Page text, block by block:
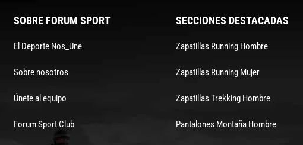
SOBRE FORUM SPORT
El Deporte Nos_Une
Sobre nosotros
Únete al equipo
Forum Sport Club
SECCIONES DESTACADAS
Zapatillas Running Hombre
Zapatillas Running Mujer
Zapatillas Trekking Hombre
Pantalones Montaña Hombre